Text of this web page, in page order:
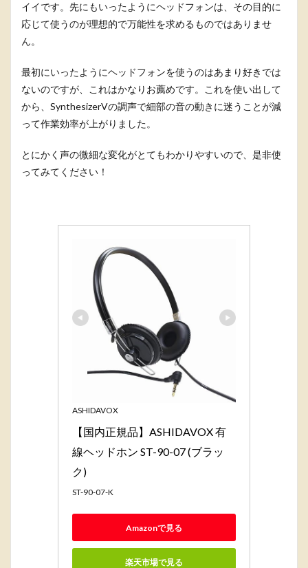
イイです。先にもいったようにヘッドフォンは、その目的に
応じて使うのが理想的で万能性を求めるものではありませ
ん。
最初にいったようにヘッドフォンを使うのはあまり好きでは
ないのですが、これはかなりお薦めです。これを使い出して
から、SynthesizerVの調声で細部の音の動きに迷うことが減
って作業効率が上がりました。
とにかく声の微細な変化がとてもわかりやすいので、是非使
ってみてください！
ASHIDAVOX
【国内正規品】ASHIDAVOX 有
線ヘッドホン ST-90-07 (ブラッ
ク)
ST-90-07-K
Amazonで見る
楽天市場で見る